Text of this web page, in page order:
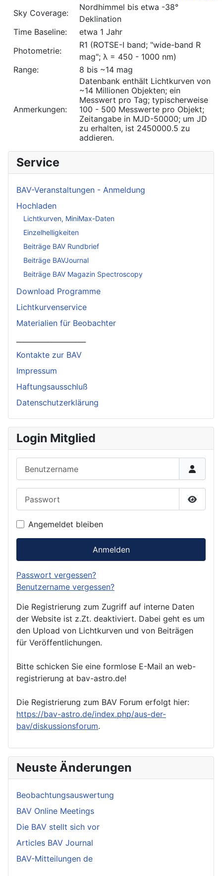
Sky Coverage:
Nordhimmel bis etwa -38°
Deklination
Time Baseline:
etwa 1 Jahr
Photometrie:
R1 (ROTSE-I band; "wide-band R
mag"; λ = 450 - 1000 nm)
Range:
8 bis ~14 mag
Anmerkungen:
Datenbank enthält Lichtkurven von
~14 Millionen Objekten; ein
Messwert pro Tag; typischerweise
100 - 500 Messwerte pro Objekt;
Zeitangabe in MJD-50000; um JD
zu erhalten, ist 2450000.5 zu
addieren.
Service
BAV-Veranstaltungen - Anmeldung
Hochladen
Lichtkurven, MiniMax-Daten
Einzelhelligkeiten
Beiträge BAV Rundbrief
Beiträge BAVJournal
Beiträge BAV Magazin Spectroscopy
Download Programme
Lichtkurvenservice
Materialien für Beobachter
Kontakte zur BAV
Impressum
Haftungsausschluß
Datenschutzerklärung
Login Mitglied
Angemeldet bleiben
Anmelden
Passwort vergessen?
Benutzername vergessen?
Die Registrierung zum Zugriff auf interne Daten
der Website ist z.Zt. deaktiviert. Dabei geht es um
den Upload von Lichtkurven und von Beiträgen
für Veröffentlichungen.
Bitte schicken Sie eine formlose E-Mail an web-
registrierung at bav-astro.de!
Die Registrierung zum BAV Forum erfolgt hier:
https://bav-astro.de/index.php/aus-der-
bav/diskussionsforum.
Neuste Änderungen
Beobachtungsauswertung
BAV Online Meetings
Die BAV stellt sich vor
Articles BAV Journal
BAV-Mitteilungen de